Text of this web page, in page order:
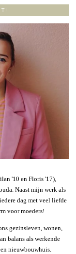
'10 en Floris '17),
Naast mijn werk als
dag met veel liefde
voor moeders!
gezinsleven, wonen,
balans als werkende
nieuwbouwhuis.